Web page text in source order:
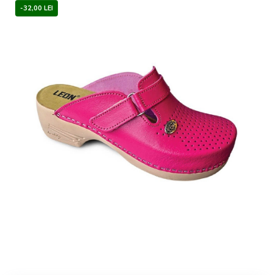
-32,00 LEI
medicale
medicale